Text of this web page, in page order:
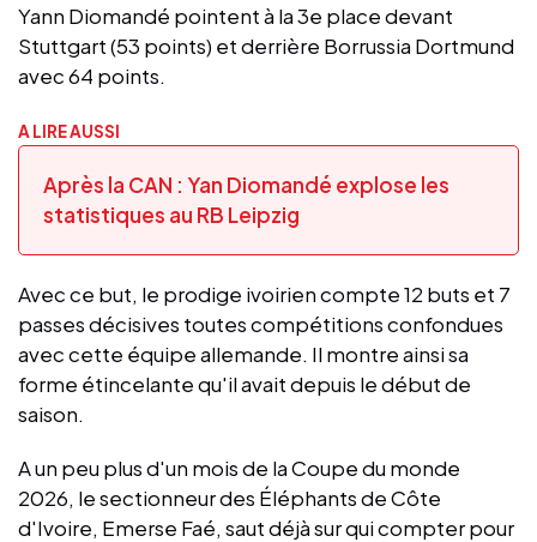
Yann Diomandé pointent à la 3e place devant
Stuttgart (53 points) et derrière Borrussia Dortmund
avec 64 points.
A LIRE AUSSI
Après la CAN : Yan Diomandé explose les
statistiques au RB Leipzig
Avec ce but, le prodige ivoirien compte 12 buts et 7
passes décisives toutes compétitions confondues
avec cette équipe allemande. Il montre ainsi sa
forme étincelante qu'il avait depuis le début de
saison.
A un peu plus d'un mois de la Coupe du monde
2026, le sectionneur des Éléphants de Côte
d'Ivoire, Emerse Faé, saut déjà sur qui compter pour